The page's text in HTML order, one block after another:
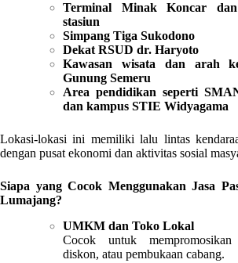
Terminal Minak Koncar
stasiun
Simpang Tiga Sukodono
Dekat RSUD dr. Haryoto
Kawasan wisata dan arah
Gunung Semeru
Area pendidikan seperti
dan kampus STIE Widyagama
Lokasi-lokasi ini memiliki lalu lintas
dengan pusat ekonomi dan aktivitas sosial
Siapa yang Cocok Menggunakan Jasa
Lumajang?
UMKM dan Toko Lokal
Cocok untuk
diskon, atau pembukaan cabang.